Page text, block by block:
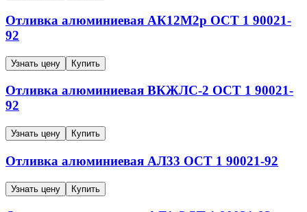
Отливка алюминиевая АК12М2р ОСТ 1 90021-
92
Узнать цену Купить
Отливка алюминиевая ВКЖЛС-2 ОСТ 1 90021-
92
Узнать цену Купить
Отливка алюминиевая АЛ33 ОСТ 1 90021-92
Узнать цену Купить